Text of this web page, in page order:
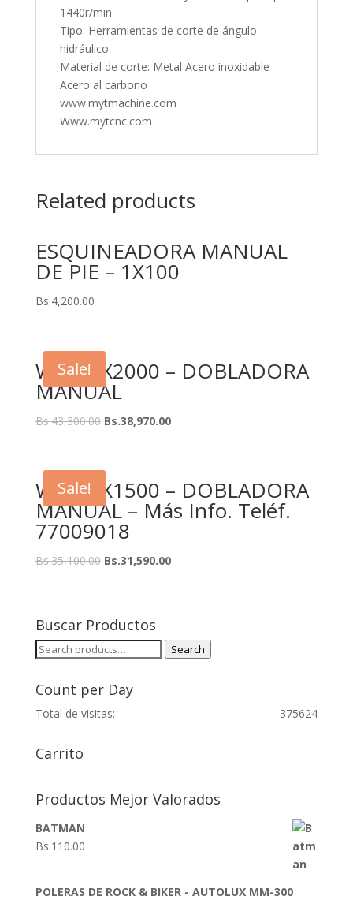
1440r/min
Tipo: Herramientas de corte de ángulo
hidráulico
Material de corte: Metal Acero inoxidable
Acero al carbono
www.mytmachine.com
Www.mytcnc.com
Related products
ESQUINEADORA MANUAL
DE PIE – 1X100
Bs.4,200.00
Sale!
WS-1.2X2000 – DOBLADORA
MANUAL
Bs.43,300.00 Bs.38,970.00
Sale!
WS-1.2X1500 – DOBLADORA
MANUAL – Más Info. Teléf.
77009018
Bs.35,100.00 Bs.31,590.00
Buscar Productos
Search
Search
Count per Day
375624
Total de visitas:
Carrito
Productos Mejor Valorados
BATMAN
Bs.110.00
POLERAS DE ROCK & BIKER - AUTOLUX MM-300